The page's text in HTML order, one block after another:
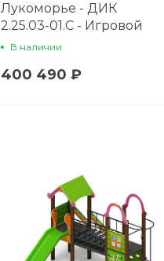
Лукоморье - ДИК
2.25.03-01.С - Игровой
комплекс H=1200
В наличии
400 490 ₽